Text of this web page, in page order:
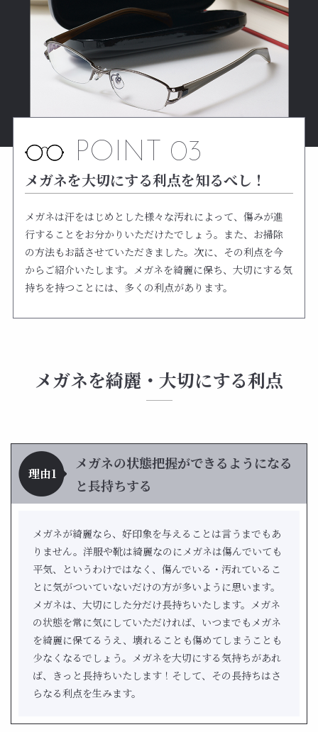
POINT 03
メガネを大切にする利点を知るべし！
メガネは汗をはじめとした様々な汚れによって、傷みが進
行することをお分かりいただけたでしょう。また、お掃除
の方法もお話させていただきました。次に、その利点を今
からご紹介いたします。メガネを綺麗に保ち、大切にする気
持ちを持つことには、多くの利点があります。
メガネを綺麗・大切にする利点
理由1
メガネの状態把握ができるようになる
と長持ちする
メガネが綺麗なら、好印象を与えることは言うまでもあ
りません。洋服や靴は綺麗なのにメガネは傷んでいても
平気、というわけではなく、傷んでいる・汚れているこ
とに気がついていないだけの方が多いように思います。
メガネは、大切にした分だけ長持ちいたします。メガネ
の状態を常に気にしていただければ、いつまでもメガネ
を綺麗に保てるうえ、壊れることも傷めてしまうことも
少なくなるでしょう。メガネを大切にする気持ちがあれ
ば、きっと長持ちいたします！そして、その長持ちはさ
らなる利点を生みます。